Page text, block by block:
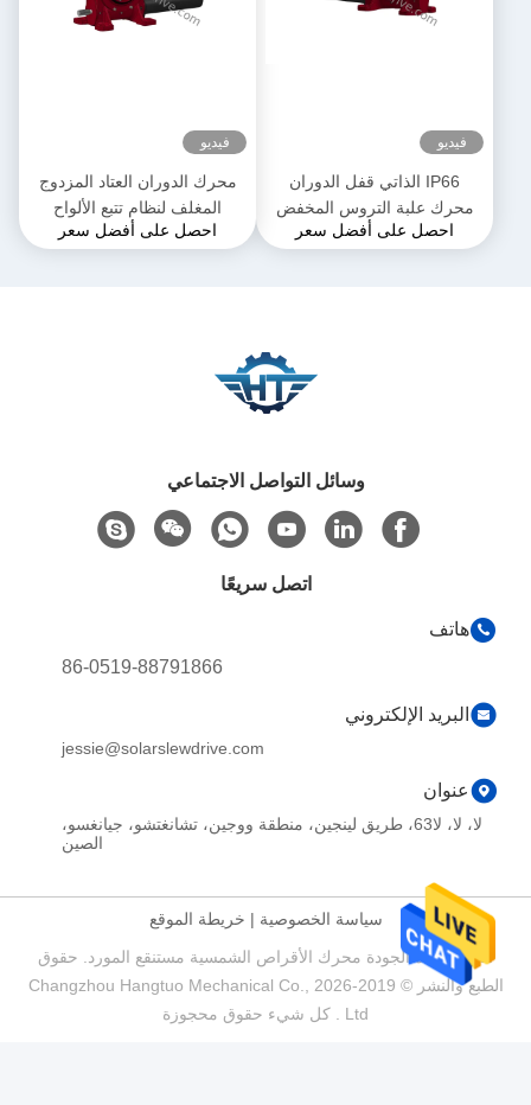
فيديو
IP66 الذاتي قفل الدوران
محرك علبة التروس المخفض
لنظام تتبع الطاقة الشمسية
احصل على أفضل سعر
فيديو
محرك الدوران العتاد المزدوج
المغلف لنظام تتبع الألواح
الشمسية
احصل على أفضل سعر
وسائل التواصل الاجتماعي
اتصل سريعًا
هاتف
86-0519-88791866
البريد الإلكتروني
jessie@solarslewdrive.com
عنوان
لا، لا، لا63، طريق لينجين، منطقة ووجين، تشانغتشو، جيانغسو،
الصين
سياسة الخصوصية| خريطة الموقع
الصين جيدة الجودة محرك الأقراص الشمسية مستنقع المورد. حقوق
الطبع والنشر © 2019-2026 Changzhou Hangtuo Mechanical Co.,
Ltd . كل شيء حقوق محجوزة